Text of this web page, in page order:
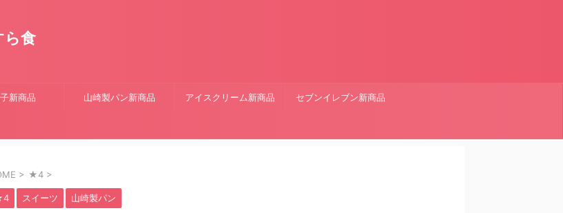
ら食
新商品 山崎製パン新商品 アイスクリーム新商品 セブンイレブン新商品
> ★4 >
スイーツ 山崎製パン